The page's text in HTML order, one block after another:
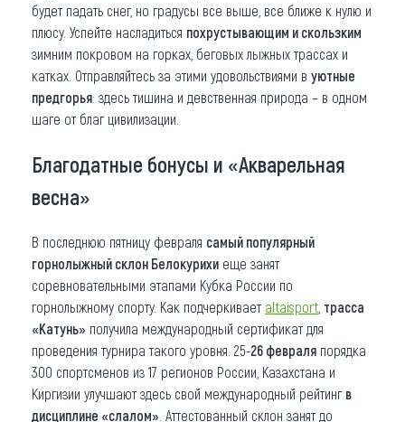
будет падать снег, но градусы все выше, все ближе к нулю и
плюсу. Успейте насладиться похрустывающим и скользким
зимним покровом на горках, беговых лыжных трассах и
катках. Отправляйтесь за этими удовольствиями в уютные
предгорья: здесь тишина и девственная природа – в одном
шаге от благ цивилизации.
Благодатные бонусы и «Акварельная
весна»
В последнюю пятницу февраля самый популярный
горнолыжный склон Белокурихи еще занят
соревновательными этапами Кубка России по
горнолыжному спорту. Как подчеркивает altaisport трасса
«Катунь» получила международный сертификат для
проведения турнира такого уровня. 25-26 февраля порядка
300 спортсменов из 17 регионов России, Казахстана и
Киргизии улучшают здесь свой международный рейтинг в
дисциплине «слалом» . Аттестованный склон занят до